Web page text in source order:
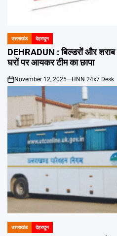
POSTED
IN
उत्तराखंड देहरादून
DEHRADUN : बिल्डरों और शराब
घरों पर आयकर टीम का छापा
on
November 12, 2025 HNN 24x7 Desk
POSTED
उत्तराखंड देहरादून